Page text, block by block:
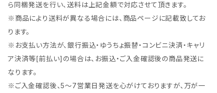
ら同梱発送を行い、送料は上記金額で対応させて頂きます。
※商品により送料が異なる場合には、商品ページに記載致してお
ります。
※お支払い方法が、銀行振込・ゆうちょ振替・コンビニ決済・キャリ
ア決済等[前払い]の場合は、お振込・ご入金確認後の商品発送に
なります。
※ご入金確認後、5～7営業日発送を心がけておりますが、万が一